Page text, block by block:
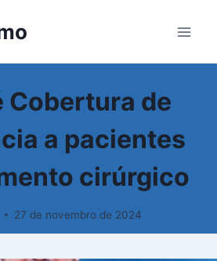
Cobertura de
a pacientes
cirúrgico
27 de novembro de 2024